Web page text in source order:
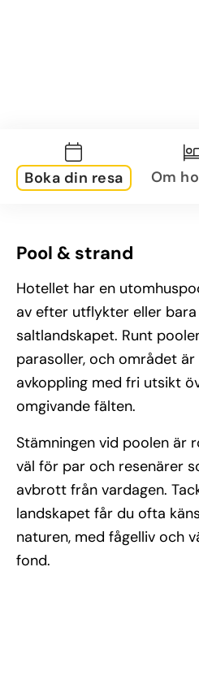
Boka din resa Om
Pool & strand
Hotellet har en
av efter utflykter eller
saltlandskapet. Runt
parasoller, och området
avkoppling med fri utsikt
omgivande fälten.
Stämningen vid poolen är
väl för par och resenärer
avbrott från vardagen.
landskapet får du ofta
naturen, med fågelliv och
fond.